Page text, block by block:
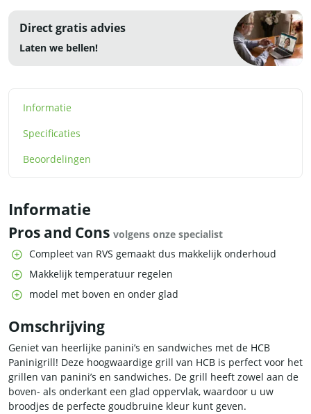
Direct gratis advies
Laten we bellen!
Informatie
Specificaties
Beoordelingen
Informatie
Pros and Cons volgens onze specialist
Compleet van RVS gemaakt dus makkelijk onderhoud
Makkelijk temperatuur regelen
model met boven en onder glad
Omschrijving
Geniet van heerlijke panini’s en sandwiches met de HCB
Paninigrill! Deze hoogwaardige grill van HCB is perfect voor het
grillen van panini’s en sandwiches. De grill heeft zowel aan de
boven- als onderkant een glad oppervlak, waardoor u uw
broodjes de perfecte goudbruine kleur kunt geven.